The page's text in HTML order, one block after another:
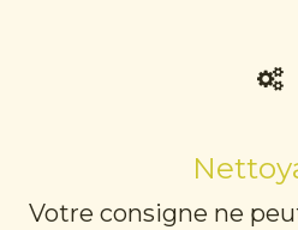
Votre consigne ne